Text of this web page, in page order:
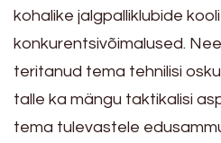
kohalike jalgpalliklubide
konkurentsivõimalused.
teritanud tema tehnilisi
talle ka mängu taktikalisi
tema tulevastele